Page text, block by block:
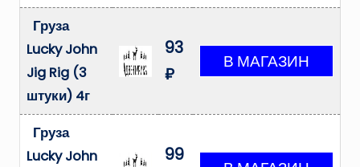
Груза
Lucky John
Jig Rig (3
штуки) 4г
93
₽
Груза
Lucky John
99